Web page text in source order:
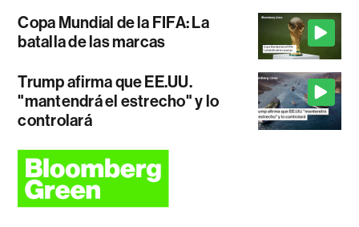
Copa Mundial de la FIFA: La
batalla de las marcas
Trump afirma que EE.UU.
"mantendrá el estrecho" y lo
controlará